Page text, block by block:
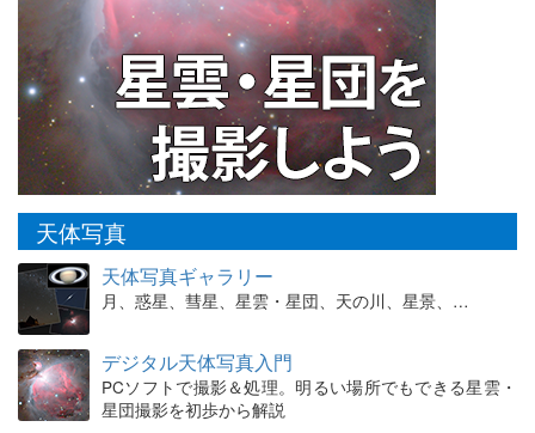
天体写真
天体写真ギャラリー
月、惑星、彗星、星雲・星団、天の川、星景、…
デジタル天体写真入門
PCソフトで撮影＆処理。明るい場所でもできる星雲・
星団撮影を初歩から解説